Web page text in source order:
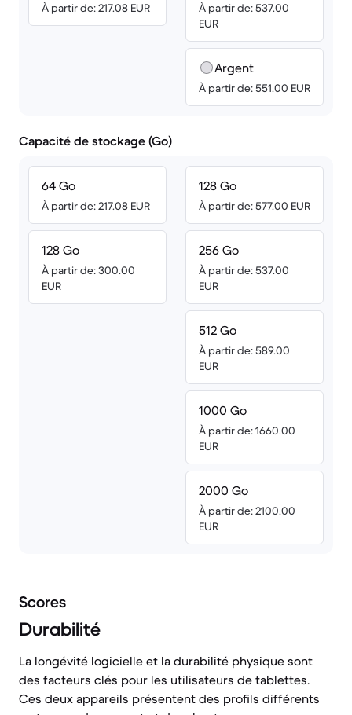
À partir de: 217.08 EUR
À partir de: 537.00
EUR
Argent
À partir de: 551.00 EUR
Capacité de stockage (Go)
64 Go
À partir de: 217.08 EUR
128 Go
À partir de: 300.00
EUR
128 Go
À partir de: 577.00 EUR
256 Go
À partir de: 537.00
EUR
512 Go
À partir de: 589.00
EUR
1000 Go
À partir de: 1660.00
EUR
2000 Go
À partir de: 2100.00
EUR
Scores
Durabilité
La longévité logicielle et la durabilité physique sont
des facteurs clés pour les utilisateurs de tablettes.
Ces deux appareils présentent des profils différents